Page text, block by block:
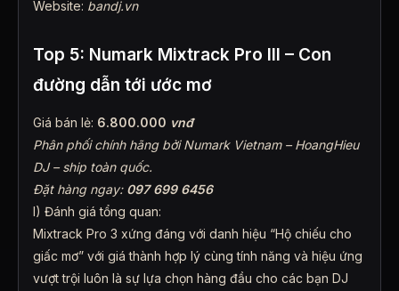
Website: bandj.vn
Top 5: Numark Mixtrack Pro III – Con
đường dẫn tới ước mơ
Giá bán lẻ: 6.800.000 vnđ
Phân phối chính hãng bởi Numark Vietnam – HoangHieu
DJ – ship toàn quốc.
Đặt hàng ngay: 097 699 6456
I) Đánh giá tổng quan:
Mixtrack Pro 3 xứng đáng với danh hiệu “Hộ chiếu cho
giấc mơ” với giá thành hợp lý cùng tính năng và hiệu ứng
vượt trội luôn là sự lựa chọn hàng đầu cho các bạn DJ